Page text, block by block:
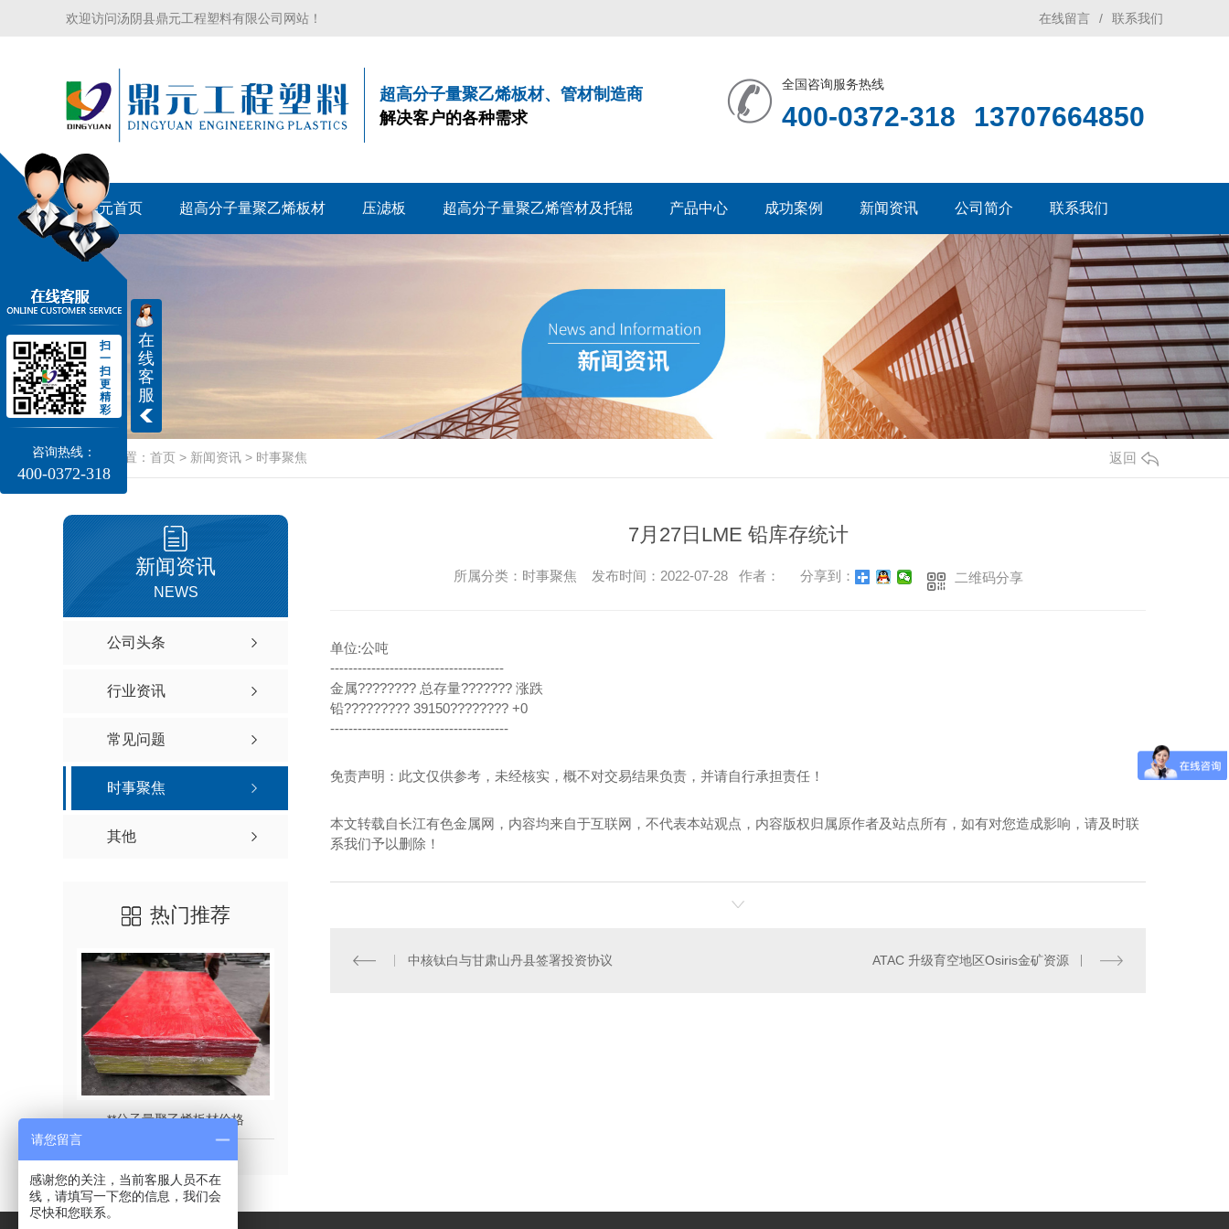
欢迎访问汤阴县鼎元工程塑料有限公司网站！ 联系我们
/
在线留言
超高分子量聚乙烯板材、管材制造商
解决客户的各种需求
全国咨询服务热线
400-0372-318 13707664850
鼎元首页 超高分子量聚乙烯板材 压滤板 超高分子量聚乙烯管材及托辊 产品中心 成功案例 新闻资讯 公司简介 联系我们
当前位置： 首页 > 新闻资讯 > 时事聚焦 返回
新闻资讯
NEWS
公司头条
行业资讯
常见问题
时事聚焦
其他
热门推荐
**分子量聚乙烯板材价格
7月27日LME 铅库存统计
所属分类：时事聚焦 发布时间：2022-07-28 作者： 分享到： 二维码分享
单位:公吨
--------------------------------------
金属???????? 总存量??????? 涨跌
铅????????? 39150???????? +0
---------------------------------------
免责声明：此文仅供参考，未经核实，概不对交易结果负责，并请自行承担责任！
本文转载自长江有色金属网，内容均来自于互联网，不代表本站观点，内容版权归属原作者及站点所有，如有对您造成影响，请及时联
系我们予以删除！
中核钛白与甘肃山丹县签署投资协议 ATAC 升级育空地区Osiris金矿资源
请您留言
感谢您的关注，当前客服人员不在
线，请填写一下您的信息，我们会
尽快和您联系。
在
线
客
服
扫
一
扫
更
精
彩
咨询热线：
400-0372-318